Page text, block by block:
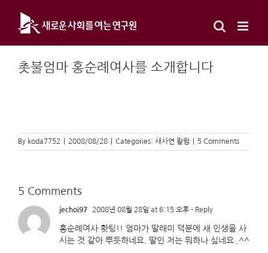
content
촛불엄마 홍순례여사를 소개합니다
By koda7752 2008/08/28 Categories: 새사연 칼럼 5 Comments
5 Comments
jechoi97 2008년 08월 28일 at 6:15 오후 - Reply
홍순례여사 홧팅!! 엄마가 딸래미 덕분에 새 인생을 사
시는 것 같아 뿌듯하네요. 딸인 저는 뭐하나 싶네요..^^